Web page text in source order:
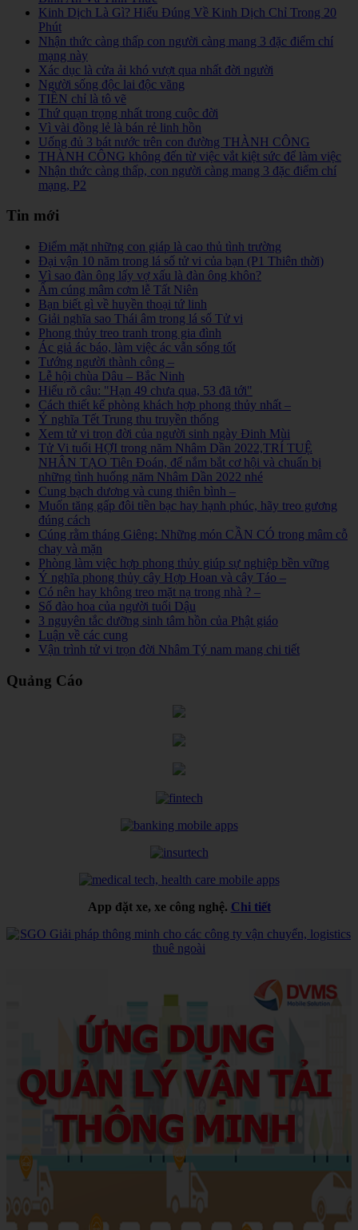
Kinh Dịch Là Gì? Hiểu Đúng Về Kinh Dịch Chỉ Trong 20
Phút
Nhận thức càng thấp con người càng mang 3 đặc điểm chí
mạng này
Xác dục là cửa ải khó vượt qua nhất đời người
Người sống độc lai độc vãng
TIỀN chỉ là tô vẽ
Thứ quạn trọng nhất trong cuộc đời
Vì vài đồng lẻ là bán rẻ linh hồn
Uống đủ 3 bát nước trên con đường THÀNH CÔNG
THÀNH CÔNG không đến từ việc vắt kiệt sức để làm việc
Nhận thức càng thấp, con người càng mang 3 đặc điểm chí
mạng, P2
Tin mới
Điểm mặt những con giáp là cao thủ tình trường
Đại vận 10 năm trong lá số tử vi của bạn (P1 Thiên thời)
Vì sao đàn ông lấy vợ xấu là đàn ông khôn?
Ấm cúng mâm cơm lễ Tất Niên
Bạn biết gì về huyền thoại tứ linh
Giải nghĩa sao Thái âm trong lá số Tử vi
Phong thủy treo tranh trong gia đình
Ác giả ác báo, làm việc ác vẫn sống tốt
Tướng người thành công –
Lễ hội chùa Dâu – Bắc Ninh
Hiểu rõ câu: "Hạn 49 chưa qua, 53 đã tới"
Cách thiết kế phòng khách hợp phong thủy nhất –
Ý nghĩa Tết Trung thu truyền thống
Xem tử vi trọn đời của người sinh ngày Đinh Mùi
Tử Vi tuổi HỢI trong năm Nhâm Dần 2022,TRÍ TUỆ
NHÂN TẠO Tiên Đoán, để nắm bắt cơ hội và chuẩn bị
những tình huống năm Nhâm Dần 2022 nhé
Cung bạch dương và cung thiên bình –
Muốn tăng gấp đôi tiền bạc hay hạnh phúc, hãy treo gương
đúng cách
Cúng rằm tháng Giêng: Những món CẦN CÓ trong mâm cỗ
chay và mặn
Phòng làm việc hợp phong thủy giúp sự nghiệp bền vững
Ý nghĩa phong thủy cây Hợp Hoan và cây Táo –
Có nên hay không treo mặt nạ trong nhà ? –
Số đào hoa của người tuổi Dậu
3 nguyên tắc dưỡng sinh tâm hồn của Phật giáo
Luận về các cung
Vận trình tử vi trọn đời Nhâm Tý nam mang chi tiết
Quảng Cáo
App đặt xe, xe công nghệ. Chi tiết